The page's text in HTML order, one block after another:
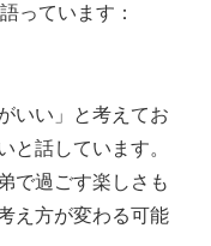
っています：
いい」と考えてお
と話しています。
で過ごす楽しさも
え方が変わる可能